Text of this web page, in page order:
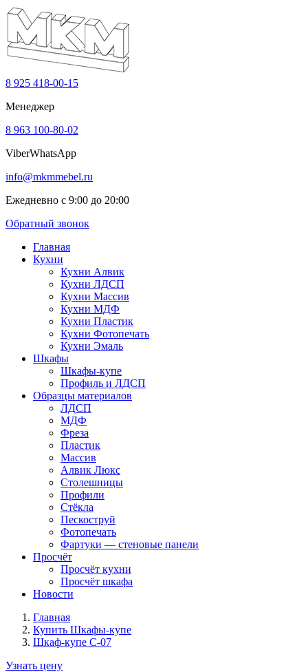
8 925 418-00-15
Менеджер
8 963 100-80-02
ViberWhatsApp
info@mkmmebel.ru
Ежедневно с 9:00 до 20:00
Обратный звонок
Главная
Кухни
Кухни Алвик
Кухни ЛДСП
Кухни Массив
Кухни МДФ
Кухни Пластик
Кухни Фотопечать
Кухни Эмаль
Шкафы
Шкафы-купе
Профиль и ЛДСП
Образцы материалов
ЛДСП
МДФ
Фреза
Пластик
Массив
Алвик Люкс
Столешницы
Профили
Стёкла
Пескоструй
Фотопечать
Фартуки — стеновые панели
Просчёт
Просчёт кухни
Просчёт шкафа
Новости
Главная
Купить Шкафы-купе
Шкаф-купе C-07
Узнать цену